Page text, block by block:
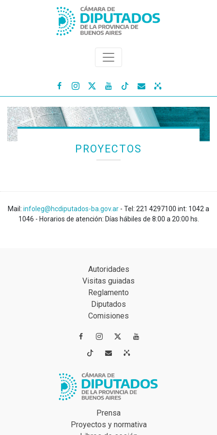
   
PROYECTOS
Mail: infoleg@hcdiputados-ba.gov.ar - Tel: 221 4297100 int: 1042 a
1046 - Horarios de atención: Días hábiles de 8:00 a 20:00 hs.
Autoridades
Visitas guiadas
Reglamento
Diputados
Comisiones
 
 
Prensa
Proyectos y normativa